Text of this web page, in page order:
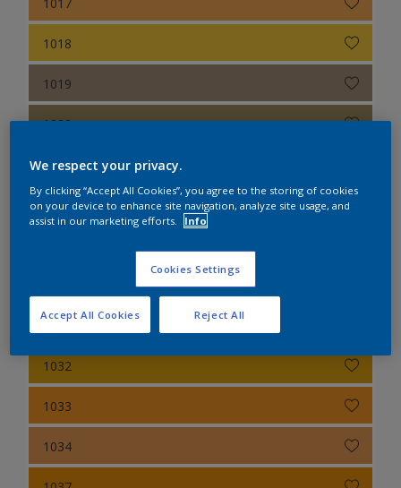
1018
1019
1020
1021
1023
1028
1032
1033
1034
We respect your privacy.
By clicking “Accept All Cookies”, you agree to the storing of cookies
on your device to enhance site navigation, analyze site usage, and
assist in our marketing efforts.
Info
Cookies Settings
Reject All
Accept All Cookies